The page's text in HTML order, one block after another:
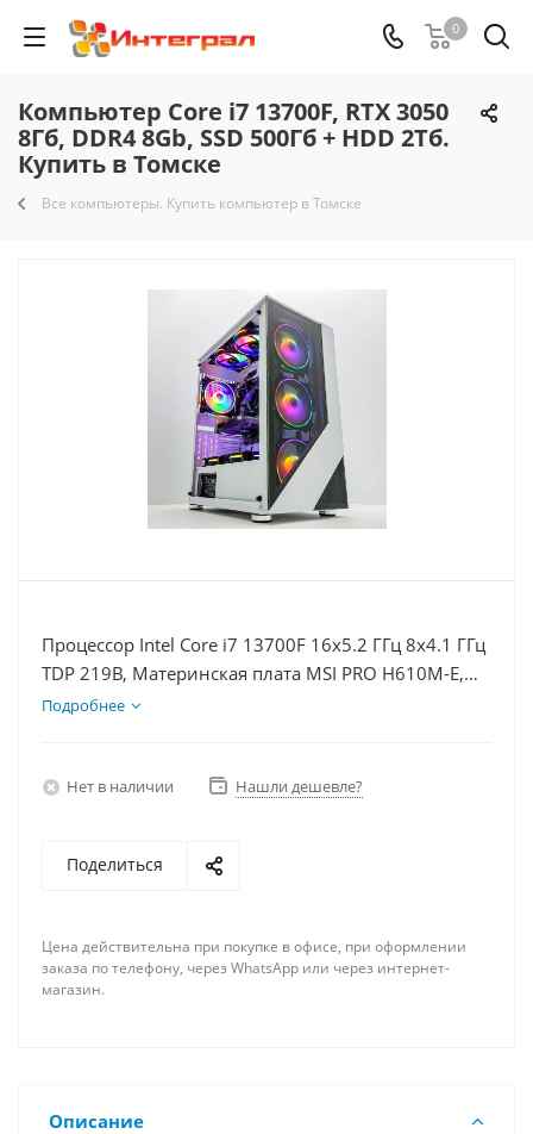
0
Компьютер Core i7 13700F, RTX 3050
8Гб, DDR4 8Gb, SSD 500Гб + HDD 2Тб.
Купить в Томске
Все компьютеры. Купить компьютер в Томске
Процессор Intel Core i7 13700F 16x5.2 ГГц 8x4.1 ГГц
TDP 219В, Материнская плата MSI PRO H610M-E,
Видеокарта RTX 3050 8Гб, Память DDR4 8Gb,
Подробнее
Нет в наличии Нашли дешевле?
Поделиться
Цена действительна при покупке в офисе, при оформлении
заказа по телефону, через WhatsApp или через интернет-
магазин.
Описание